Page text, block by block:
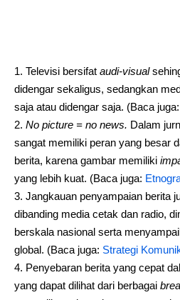
Televisi bersifat audi-visual
didengar sekaligus, sedangkan
saja atau didengar saja. (Baca juga:
No picture = no news. Dalam
sangat memiliki peran yang besar
berita, karena gambar memiliki
yang lebih kuat. (Baca juga:
Jangkauan penyampaian berita
dibanding media cetak dan radio,
berskala nasional serta
global. (Baca juga: Strategi
Penyebaran berita yang cepat
yang dapat dilihat dari berbagai